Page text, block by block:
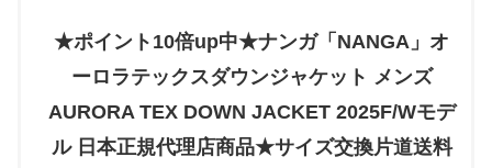
★ポイント10倍up中★ナンガ「NANGA」オ
ーロラテックスダウンジャケット メンズ
AURORA TEX DOWN JACKET 2025F/Wモデ
ル 日本正規代理店商品★サイズ交換片道送料